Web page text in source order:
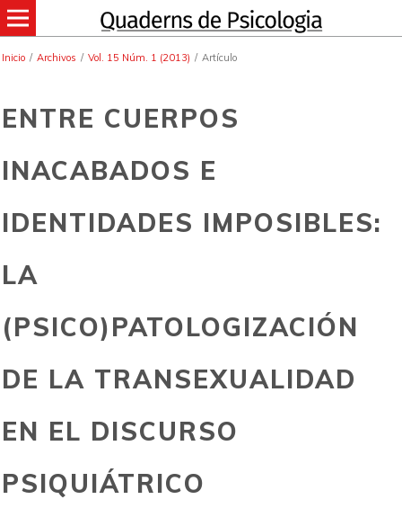
Inicio / Archivos / Vol. 15 Núm. 1 (2013) / Artículo
ENTRE CUERPOS
INACABADOS E
IDENTIDADES IMPOSIBLES:
LA
(PSICO)PATOLOGIZACIÓN
DE LA TRANSEXUALIDAD
EN EL DISCURSO
PSIQUIÁTRICO